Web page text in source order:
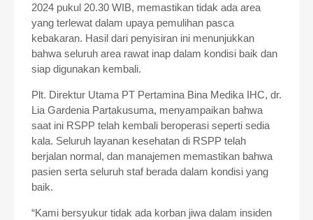
2024 pukul 20.30 WIB, memastikan tidak ada area
yang terlewat dalam upaya pemulihan pasca
kebakaran. Hasil dari penyisiran ini menunjukkan
bahwa seluruh area rawat inap dalam kondisi baik dan
siap digunakan kembali.
Plt. Direktur Utama PT Pertamina Bina Medika IHC, dr.
Lia Gardenia Partakusuma, menyampaikan bahwa
saat ini RSPP telah kembali beroperasi seperti sedia
kala. Seluruh layanan kesehatan di RSPP telah
berjalan normal, dan manajemen memastikan bahwa
pasien serta seluruh staf berada dalam kondisi yang
baik.
“Kami bersyukur tidak ada korban jiwa dalam insiden